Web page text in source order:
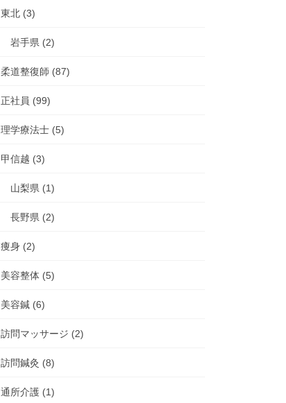
東北 (3)
岩手県 (2)
柔道整復師 (87)
正社員 (99)
理学療法士 (5)
甲信越 (3)
山梨県 (1)
長野県 (2)
痩身 (2)
美容整体 (5)
美容鍼 (6)
訪問マッサージ (2)
訪問鍼灸 (8)
通所介護 (1)